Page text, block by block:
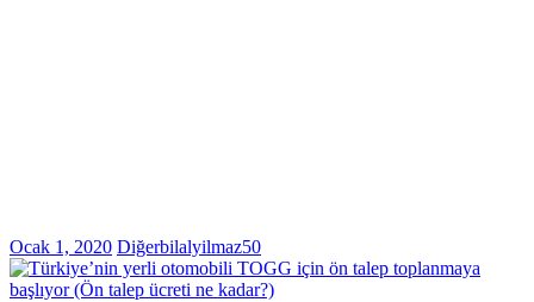
Ocak 1, 2020 Diğerbilalyilmaz50